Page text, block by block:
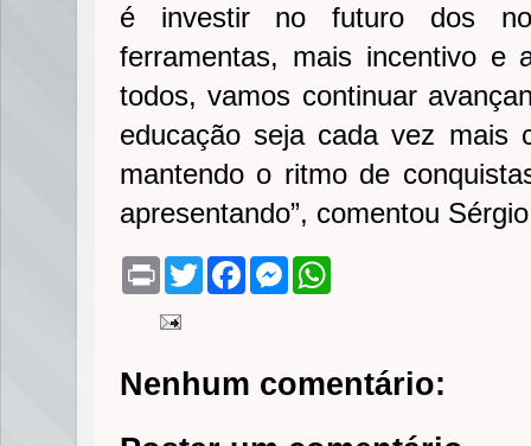
é investir no futuro dos
ferramentas, mais incentivo e
todos, vamos continuar
educação seja cada vez mais
mantendo o ritmo de
apresentando”, comentou
P
n
T
w
r
F
o
k
M
g
e
p
p
Nenhum comentário: